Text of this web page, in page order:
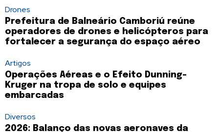
Drones
Prefeitura de Balneário Camboriú reúne
operadores de drones e helicópteros para
fortalecer a segurança do espaço aéreo
Artigos
Operações Aéreas e o Efeito Dunning-
Kruger na tropa de solo e equipes
embarcadas
Diversos
2026: Balanço das novas aeronaves da